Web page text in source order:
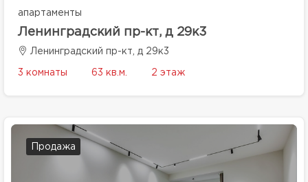
апартаменты
Ленинградский пр-кт, д 29к3
Ленинградский пр-кт, д 29к3
3 комнаты 63 кв.м. 2 этаж
Продажа